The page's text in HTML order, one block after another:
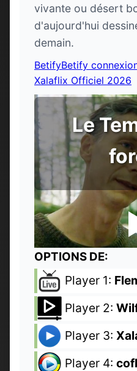
vivante ou désert
d'aujourd'hui
demain.
BetifyBetify
Xalaflix Officiel 2026
Le
OPTIONS DE:
Player 1:
Player 2:
Player 3:
Player 4: